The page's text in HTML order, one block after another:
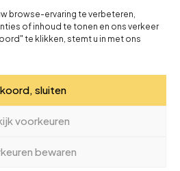
browse-ervaring te verbeteren,
of inhoud te tonen en ons verkeer
te klikken, stemt u in met ons
sluiten
voorkeuren
bewaren
onze trainingen en